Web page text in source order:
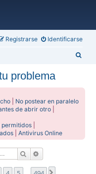
Identificarse
Registrarse
problema
No postear en paralelo
de abrir otro
permitidos
|Antivirus Online
Buscar
494